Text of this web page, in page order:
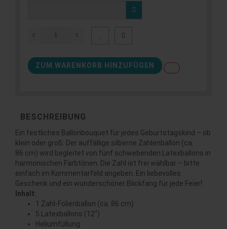
ZUM WARENKORB HINZUFÜGEN
BESCHREIBUNG
Ein festliches Ballonbouquet für jedes Geburtstagskind – ob
klein oder groß: Der auffällige silberne Zahlenballon (ca.
86 cm) wird begleitet von fünf schwebenden Latexballons in
harmonischen Farbtönen. Die Zahl ist frei wählbar – bitte
einfach im Kommentarfeld angeben. Ein liebevolles
Geschenk und ein wunderschöner Blickfang für jede Feier!
Inhalt:
1 Zahl-Folienballon (ca. 86 cm)
5 Latexballons (12")
Heliumfüllung